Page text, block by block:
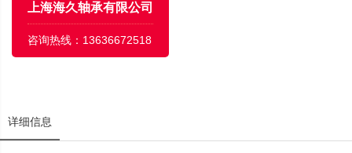
上海海久轴承有限公司
咨询热线： 13636672518
详细信息